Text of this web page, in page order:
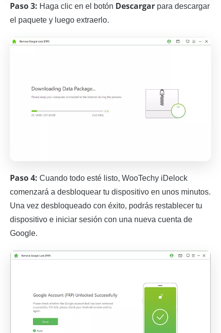
Paso 3: Haga clic en el botón Descargar para descargar
el paquete y luego extraerlo.
Paso 4: Cuando todo esté listo, WooTechy iDelock
comenzará a desbloquear tu dispositivo en unos minutos.
Una vez desbloqueado con éxito, podrás restablecer tu
dispositivo e iniciar sesión con una nueva cuenta de
Google.